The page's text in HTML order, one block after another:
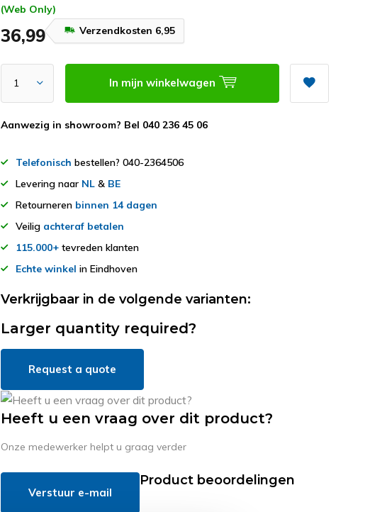
(Web Only)
36,99 Verzendkosten 6,95
In mijn winkelwagen
Aanwezig in showroom? Bel 040 236 45 06
Telefonisch bestellen? 040-2364506
Levering naar NL & BE
Retourneren binnen 14 dagen
Veilig achteraf betalen
115.000+ tevreden klanten
Echte winkel in Eindhoven
Verkrijgbaar in de volgende varianten:
Larger quantity required?
Request a quote
Heeft u een vraag over dit product?
Onze medewerker helpt u graag verder
Verstuur e-mail
Product beoordelingen